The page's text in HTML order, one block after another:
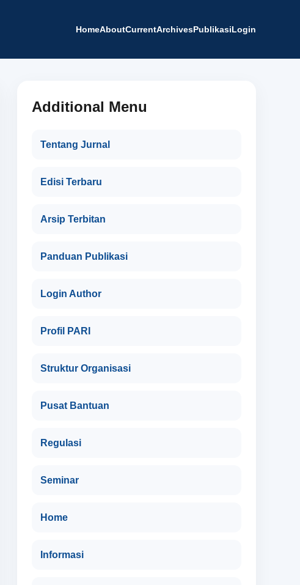
HomeAboutCurrentArchivesPublikasiLogin
Additional Menu
Tentang Jurnal
Edisi Terbaru
Arsip Terbitan
Panduan Publikasi
Login Author
Profil PARI
Struktur Organisasi
Pusat Bantuan
Regulasi
Seminar
Home
Informasi